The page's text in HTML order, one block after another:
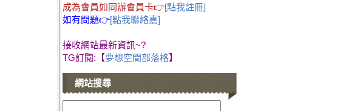
成為會員如同辦會員卡👉[點我註冊]
如有問題👉[點我聯絡嘉]
接收網站最新資訊~?
TG訂閱:【夢想空間部落格】
網站搜尋